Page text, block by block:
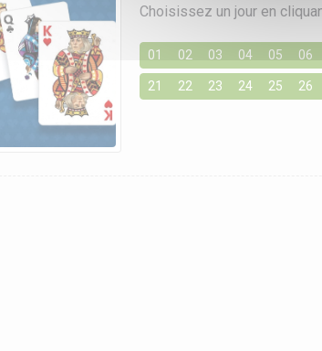
Choisissez un jour en
01 02 03 04 05 06
21 22 23 24 25 26